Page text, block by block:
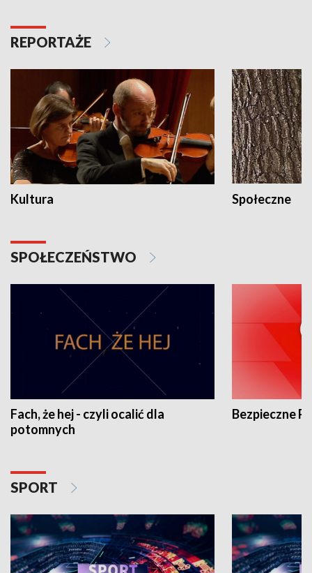
REPORTAŻE
Kultura Społeczne
SPOŁECZEŃSTWO
Fach, że hej - czyli ocalić dla
potomnych
Bezpieczne
SPORT